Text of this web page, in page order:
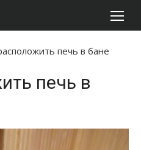
печь в бане
печь в